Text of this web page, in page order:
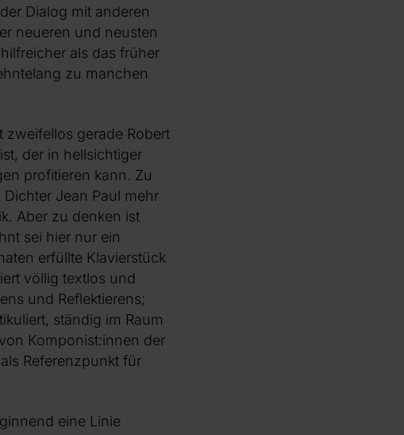
Dialog mit anderen
neueren und neusten
als das früher
zu manchen
zweifellos gerade Robert
der in hellsichtiger
profitieren kann. Zu
Jean Paul mehr
Aber zu denken ist
sei hier nur ein
erfüllte Klavierstück
völlig textlos und
und Reflektierens;
ständig im Raum
Komponist:innen der
Referenzpunkt für
eine Linie